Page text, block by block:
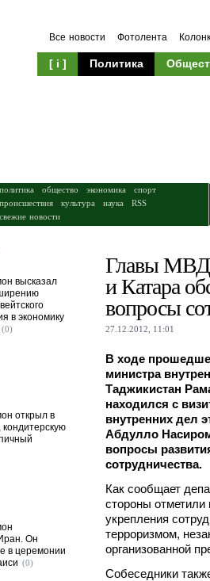
Все новости Фотолента
[ i ] Политика
политика общество экономика
спорт
происшествия
культура наука
RSS
свежие новости
Главы МВД
и Катара
вопросы
27.12.2012, 11:01
В ходе
министра
Таджикистан
находился с
внутренних дел
Абдулло
вопросы
сотрудничества.
Как сообщает
стороны отметили
укрепления
терроризмом,
организованной
Собеседники
высказал
в экономику
(0)
открыл в
Он
в церемонии
(0)